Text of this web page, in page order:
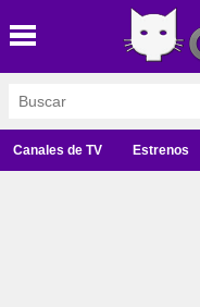
Canales de TV Estrenos